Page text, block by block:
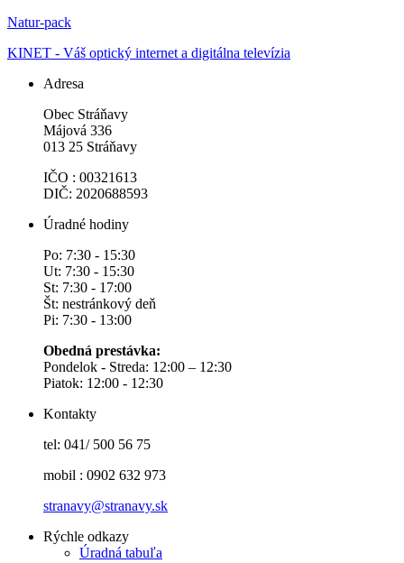
Natur-pack
KINET - Váš optický internet a digitálna televízia
Adresa
Obec Stráňavy
Májová 336
013 25 Stráňavy
IČO : 00321613
DIČ: 2020688593
Úradné hodiny
Po: 7:30 - 15:30
Ut: 7:30 - 15:30
St: 7:30 - 17:00
Št: nestránkový deň
Pi: 7:30 - 13:00
Obedná prestávka:
Pondelok - Streda: 12:00 – 12:30
Piatok: 12:00 - 12:30
Kontakty
tel: 041/ 500 56 75
mobil : 0902 632 973
stranavy@stranavy.sk
Rýchle odkazy
Úradná tabuľa